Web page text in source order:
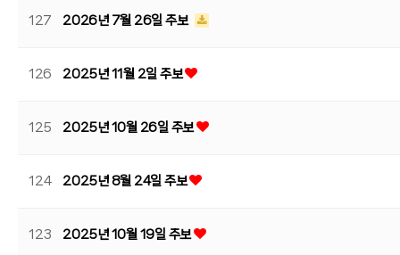
127 2026년 7월 26일 주보
126 2025년 11월 2일 주보
125 2025년 10월 26일 주보
124 2025년 8월 24일 주보
123 2025년 10월 19일 주보